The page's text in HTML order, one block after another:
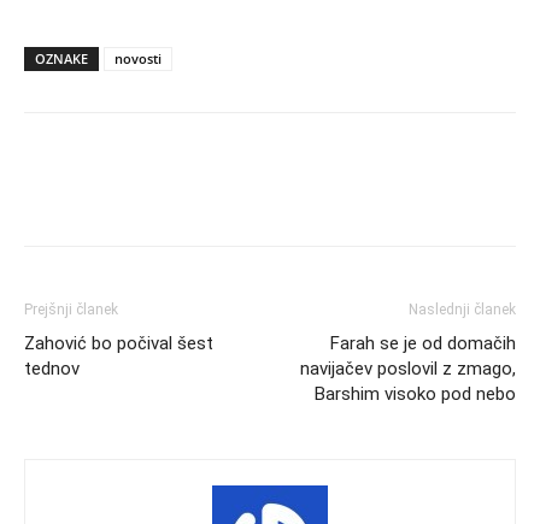
OZNAKE novosti
Prejšnji članek
Zahović bo počival šest
tednov
Naslednji članek
Farah se je od domačih
navijačev poslovil z zmago,
Barshim visoko pod nebo